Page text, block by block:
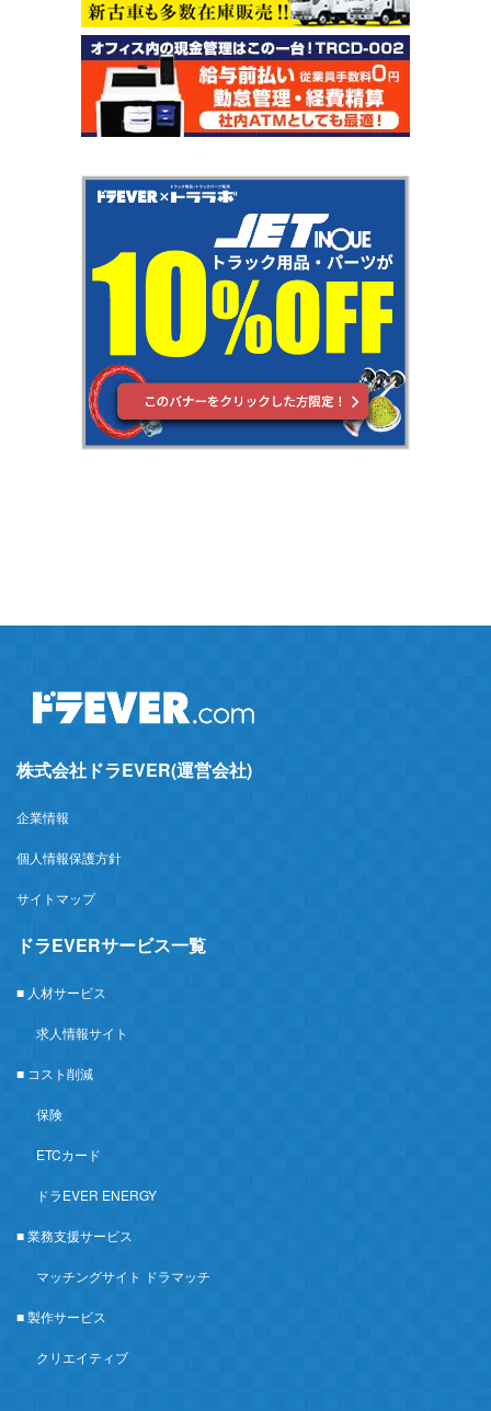
株式会社ドラEVER(運営会社)
企業情報
個人情報保護方針
サイトマップ
ドラEVERサービス一覧
■ 人材サービス
求人情報サイト
■ コスト削減
保険
ETCカード
ドラEVER ENERGY
■ 業務支援サービス
マッチングサイト ドラマッチ
■ 製作サービス
クリエイティブ